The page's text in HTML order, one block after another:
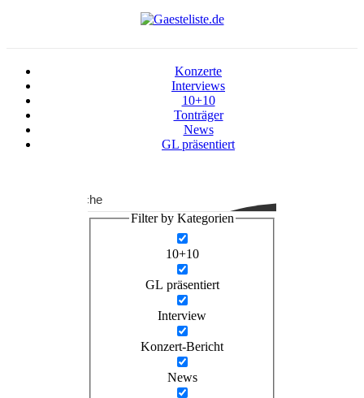
Konzerte
Interviews
10+10
Tonträger
News
GL präsentiert
Suche
Filter by Kategorien
10+10
GL präsentiert
Interview
Konzert-Bericht
News